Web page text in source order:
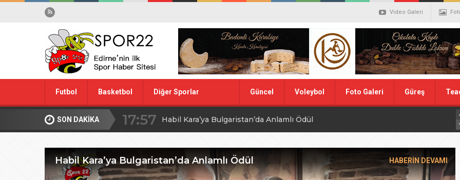
Video Galeri
Futbol Basketbol Diğer Sporlar Güncel Voleybol Foto Galeri Güreş
SON DAKİKA
17:57 Habil Kara’ya Bulgaristan’da Anlamlı Ödül
10:28 Midi Voleybolda finalistler belli oldu
20:00
09:30 MİLLİ TAKIM İÇİ İDDİALIYIZ
Habil Kara’ya Bulgaristan’da Anlamlı Ödül HABERİN DEVAMI